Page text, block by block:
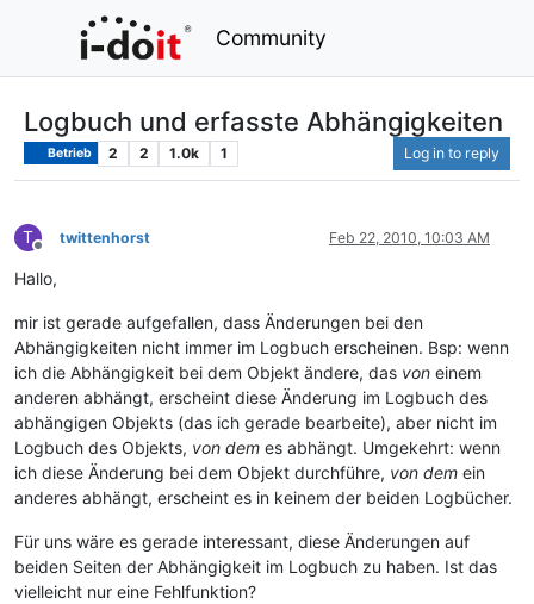
Community
Logbuch und erfasste Abhängigkeiten
Betrieb 2 2 1.0k 1 Log in to reply
T
Offline
twittenhorst Feb 22, 2010, 10:03 AM
Hallo,
mir ist gerade aufgefallen, dass Änderungen bei den
Abhängigkeiten nicht immer im Logbuch erscheinen. Bsp: wenn
ich die Abhängigkeit bei dem Objekt ändere, das von einem
anderen abhängt, erscheint diese Änderung im Logbuch des
abhängigen Objekts (das ich gerade bearbeite), aber nicht im
Logbuch des Objekts, von dem es abhängt. Umgekehrt: wenn
ich diese Änderung bei dem Objekt durchführe, von dem ein
anderes abhängt, erscheint es in keinem der beiden Logbücher.
Für uns wäre es gerade interessant, diese Änderungen auf
beiden Seiten der Abhängigkeit im Logbuch zu haben. Ist das
vielleicht nur eine Fehlfunktion?